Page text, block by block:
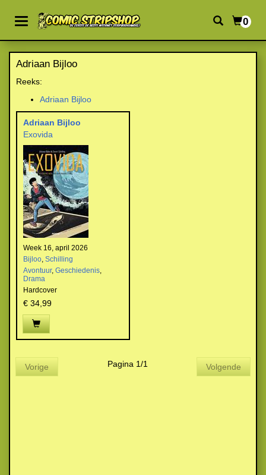
0
Adriaan Bijloo
Reeks:
Adriaan Bijloo
Adriaan Bijloo
Exovida
Week 16, april 2026
Bijloo, Schilling
Avontuur, Geschiedenis,
Drama
Hardcover
€ 34,99
Vorige Pagina 1/1 Volgende